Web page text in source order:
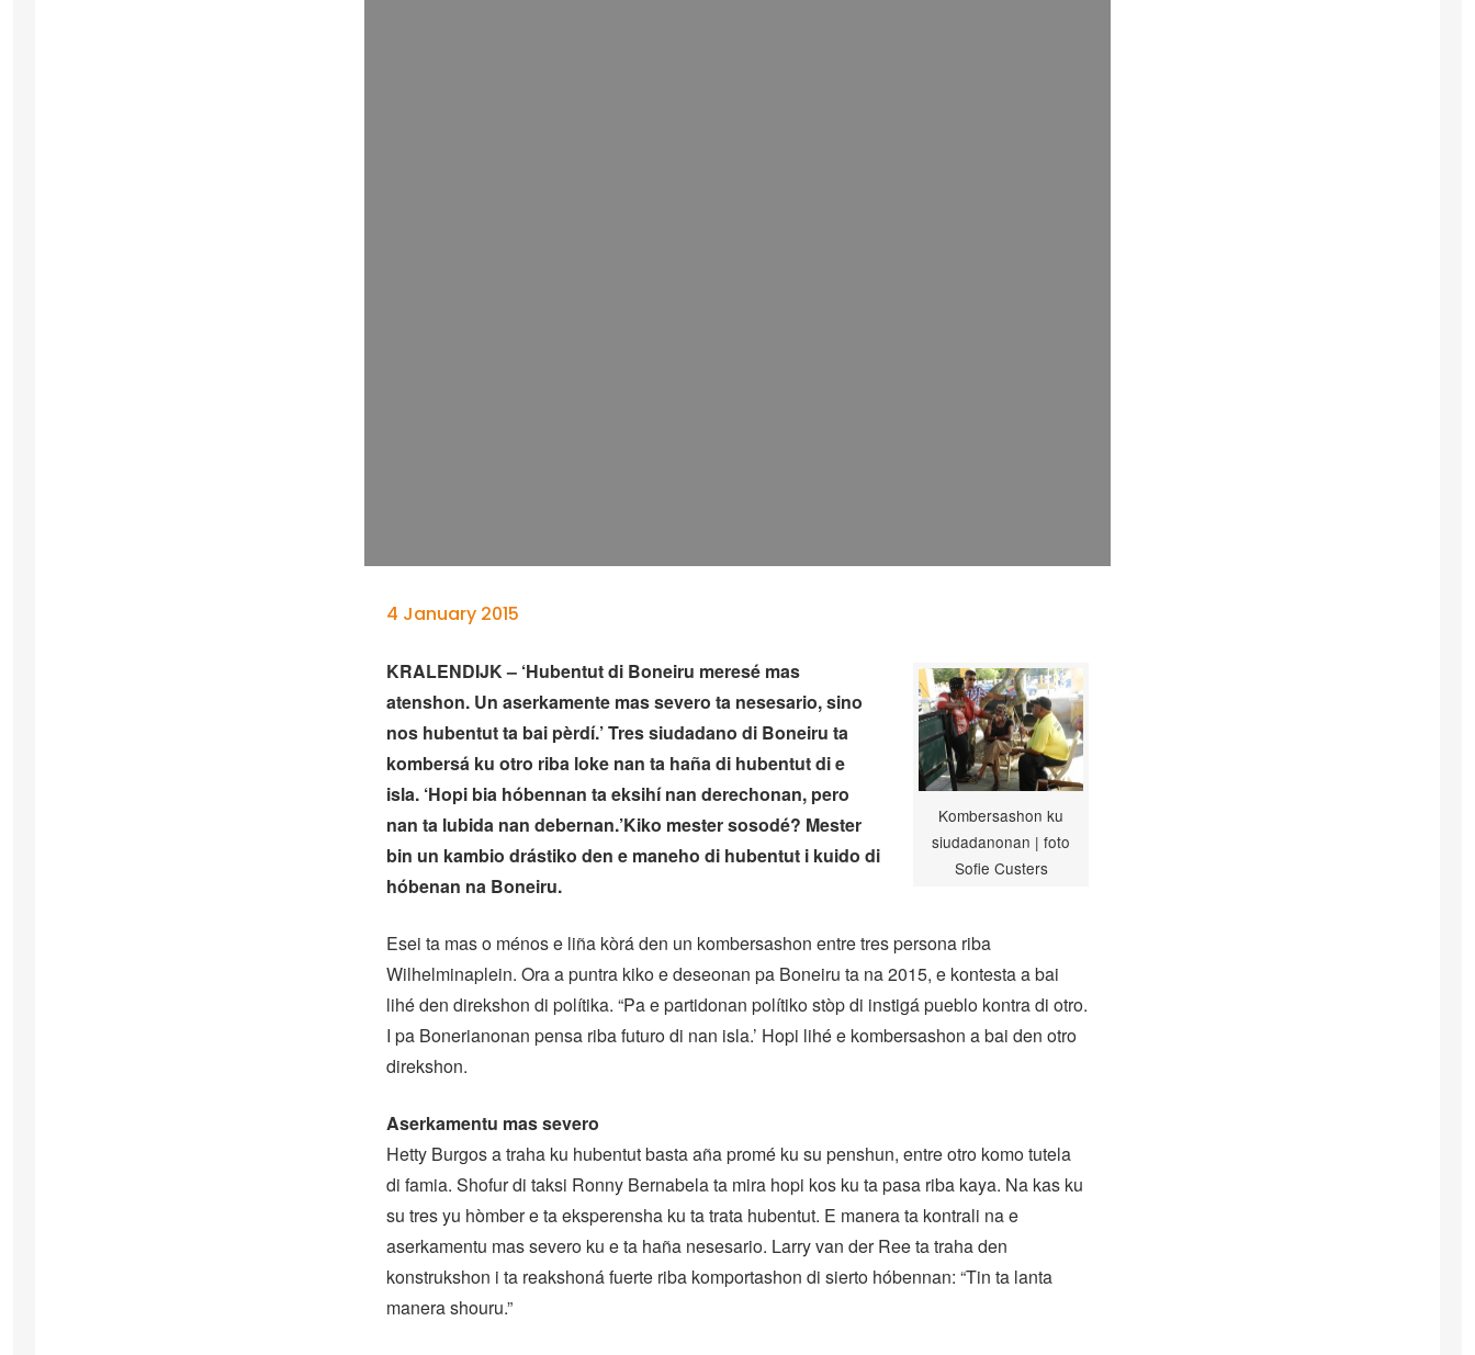
4 January 2015
Kombersashon ku
siudadanonan | foto
Sofie Custers
KRALENDIJK – ‘Hubentut di Boneiru meresé mas
atenshon. Un aserkamente mas severo ta nesesario, sino
nos hubentut ta bai pèrdí.’ Tres siudadano di Boneiru ta
kombersá ku otro riba loke nan ta haña di hubentut di e
isla. ‘Hopi bia hóbennan ta eksihí nan derechonan, pero
nan ta lubida nan debernan.’Kiko mester sosodé? Mester
bin un kambio drástiko den e maneho di hubentut i kuido di
hóbenan na Boneiru.
Esei ta mas o ménos e liña kòrá den un kombersashon entre tres persona riba
Wilhelminaplein. Ora a puntra kiko e deseonan pa Boneiru ta na 2015, e kontesta a bai
lihé den direkshon di polítika. “Pa e partidonan polítiko stòp di instigá pueblo kontra di otro.
I pa Bonerianonan pensa riba futuro di nan isla.’ Hopi lihé e kombersashon a bai den otro
direkshon.
Aserkamentu mas severo
Hetty Burgos a traha ku hubentut basta aña promé ku su penshun, entre otro komo tutela
di famia. Shofur di taksi Ronny Bernabela ta mira hopi kos ku ta pasa riba kaya. Na kas ku
su tres yu hòmber e ta eksperensha ku ta trata hubentut. E manera ta kontrali na e
aserkamentu mas severo ku e ta haña nesesario. Larry van der Ree ta traha den
konstrukshon i ta reakshoná fuerte riba komportashon di sierto hóbennan: “Tin ta lanta
manera shouru.”